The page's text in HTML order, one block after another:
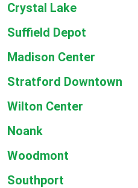
Crystal Lake
Suffield Depot
Madison Center
Stratford Downtown
Wilton Center
Noank
Woodmont
Southport